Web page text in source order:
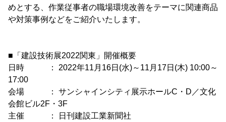
めとする、作業従事者の職場環境改善をテーマに関連商品
や対策事例などをご紹介いたします。
■「建設技術展2022関東」開催概要
日時 ： 2022年11月16日(水)～11月17日(木) 10:00～
17:00
会場 ： サンシャインシティ展示ホールC・D／文化
会館ビル2F・3F
主催 ： 日刊建設工業新聞社